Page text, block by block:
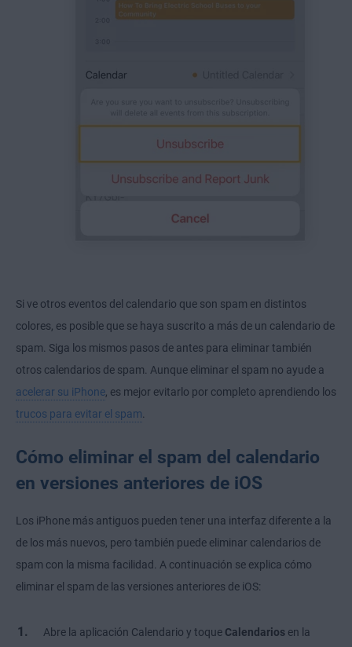
Si ve otros eventos del calendario que son spam en distintos
colores, es posible que se haya suscrito a más de un calendario de
spam. Siga los mismos pasos de antes para eliminar también
otros calendarios de spam. Aunque eliminar el spam no ayude a
acelerar su iPhone, es mejor evitarlo por completo aprendiendo los
trucos para evitar el spam.
Cómo eliminar el spam del calendario
en versiones anteriores de iOS
Los iPhone más antiguos pueden tener una interfaz diferente a la
de los más nuevos, pero también puede eliminar calendarios de
spam con la misma facilidad. A continuación se explica cómo
eliminar el spam de las versiones anteriores de iOS:
Abre la aplicación Calendario y toque Calendarios en la